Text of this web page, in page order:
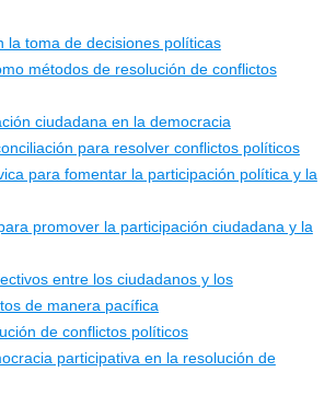
la toma de decisiones políticas
métodos de resolución de conflictos
ciudadana en la democracia
para resolver conflictos políticos
para fomentar la participación política y la
promover la participación ciudadana y la
entre los ciudadanos y los
de manera pacífica
de conflictos políticos
participativa en la resolución de